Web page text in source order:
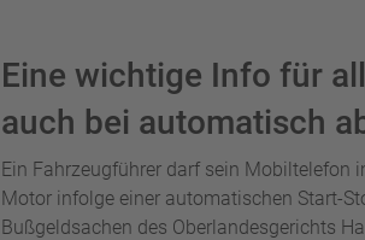
Eine wichtige Info für
auch bei automatisch
Ein Fahrzeugführer darf sein Mobiltelefon
Motor infolge einer automatischen Start-
Bußgeldsachen des Oberlandesgerichts